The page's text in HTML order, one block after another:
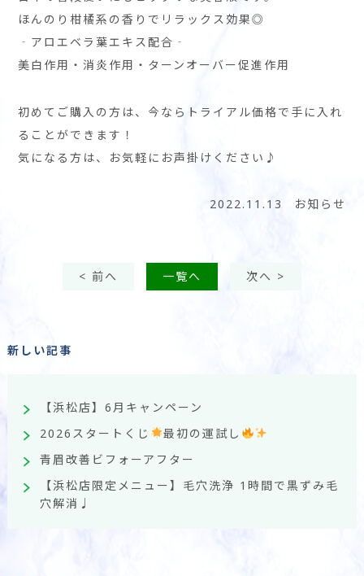
ほんのり柑橘系の香りでリラックス効果◎
‐アロエベラ葉エキス配合‐
美白作用・消炎作用・ターンオーバー促進作用
初めてご購入の方は、今ならトライアル価格で手に入れ
ることができます！
気になる方は、お気軽にお声掛けください♪
2022.11.13 お知らせ
< 前へ 一覧へ 次へ >
新しい記事
【浜松店】6月キャンペーン
2026スタートくじ
最初の運試し
青眉改善ビフォーアフター
【浜松店限定メニュー】毛穴洗浄 1時間で黒ずみ毛
穴解消♩